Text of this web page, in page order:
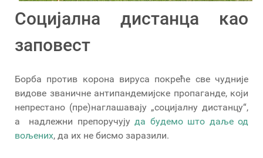
Социјална дистанца као
заповест
Борба против корона вируса покреће све чудније
видове званичне антипандемијске пропаганде, који
непрестано (пре)наглашавају „социјалну дистанцу“,
а надлежни препоручују да будемо што даље од
вољених, да их не бисмо заразили.